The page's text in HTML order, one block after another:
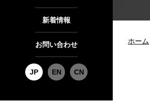
新着情報
お問い合わせ
JP EN CN
ホーム